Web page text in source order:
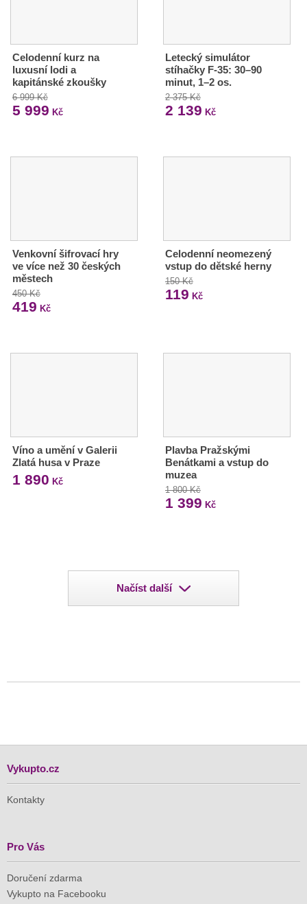
Celodenní kurz na
luxusní lodi a
kapitánské zkoušky
6 999 Kč
5 999 Kč
Letecký simulátor
stíhačky F-35: 30–90
minut, 1–2 os.
2 375 Kč
2 139 Kč
Venkovní šifrovací hry
ve více než 30 českých
městech
450 Kč
419 Kč
Celodenní neomezený
vstup do dětské herny
150 Kč
119 Kč
Víno a umění v Galerii
Zlatá husa v Praze
1 890 Kč
Plavba Pražskými
Benátkami a vstup do
muzea
1 800 Kč
1 399 Kč
Načíst další
Vykupto.cz
Kontakty
Pro Vás
Doručení zdarma
Vykupto na Facebooku